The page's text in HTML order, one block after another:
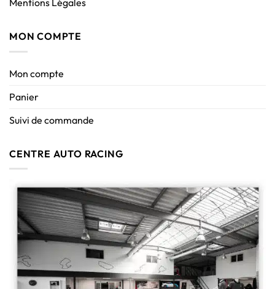
MON COMPTE
Mon compte
Panier
Suivi de commande
CENTRE AUTO RACING